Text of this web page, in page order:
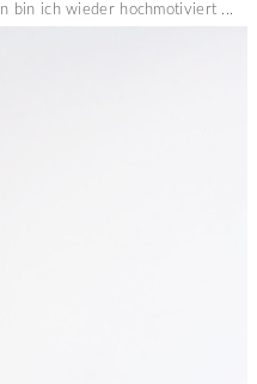
bin ich wieder hochmotiviert ...